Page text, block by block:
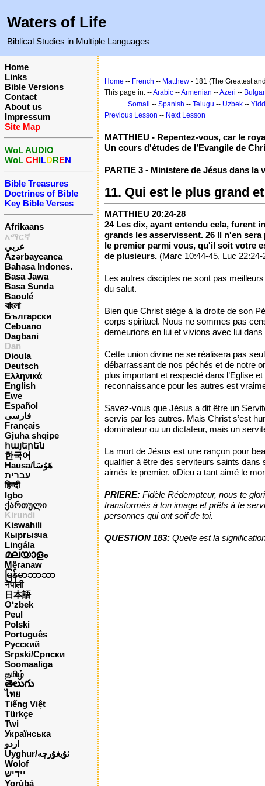
Waters of Life
Biblical Studies in Multiple Languages
Home
Links
Bible Versions
Contact
About us
Impressum
Site Map
WoL AUDIO
WoL CHILDREN
Bible Treasures
Doctrines of Bible
Key Bible Verses
Afrikaans
አማርኛ
عربي
Azərbaycanca
Bahasa Indones.
Basa Jawa
Basa Sunda
Baoulé
বাংলা
Български
Cebuano
Dagbani
Dan
Dioula
Deutsch
Ελληνικά
English
Ewe
Español
فارسی
Français
Gjuha shqipe
հայերեն
한국어
Hausa/هَوُسَا
עברית
हिन्दी
Igbo
ქართული
Kirundi
Kiswahili
Кыргызча
Lingála
മലയാളം
Mëranaw
မြန်မာဘာသာ
नेपाली
日本語
O‘zbek
Peul
Polski
Português
Русский
Srpski/Српски
Soomaaliga
தமிழ்
తెలుగు
ไทย
Tiếng Việt
Türkçe
Twi
Українська
اردو
Uyghur/ئۇيغۇرچه
Wolof
ייִדיש
Yorùbá
Home -- French -- Matthew - 181 (The Greatest
This page in: --Arabic --Armenian --Azeri --
Somali -- Spanish -- Telugu -- Uzbek --
Previous Lesson -- Next Lesson
MATTHIEU - Repentez-vous, car le
Un cours d'études de l’Evangile de
PARTIE 3 - Ministere de Jésus dans la
11. Qui est le plus grand
MATTHIEU 20:24-28
24 Les dix, ayant entendu cela, furent
grands les asservissent. 26 Il n'en
le premier parmi vous, qu'il soit votre
de plusieurs. (Marc 10:44-45, Luc
Les autres disciples ne sont pas
du salut.
Bien que Christ siège à la droite de son
corps spirituel. Nous ne sommes pas
demeurions en lui et vivions avec lui dans
Cette union divine ne se réalisera pas
débarrassant de nos péchés et de notre
plus important et respecté dans l’Eglise
reconnaissance pour les autres est
Savez-vous que Jésus a dit être un
servis par les autres. Mais Christ s’est
dominateur ou un dictateur, mais un
La mort de Jésus est une rançon pour
qualifier à être des serviteurs saints dans
aimés le premier. «Dieu a tant aimé le
PRIERE: Fidèle Rédempteur, nous te
transformés à ton image et prêts à te
personnes qui ont soif de toi.
QUESTION 183: Quelle est la